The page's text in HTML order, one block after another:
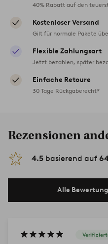
40% Rabatt auf den
Kostenloser Versand
Gilt für normale Pakete
Flexible Zahlungsart
Jetzt bezahlen, später
Einfache Retoure
30 Tage Rückgaberecht*
Rezensionen
4.5 basierend auf
Alle